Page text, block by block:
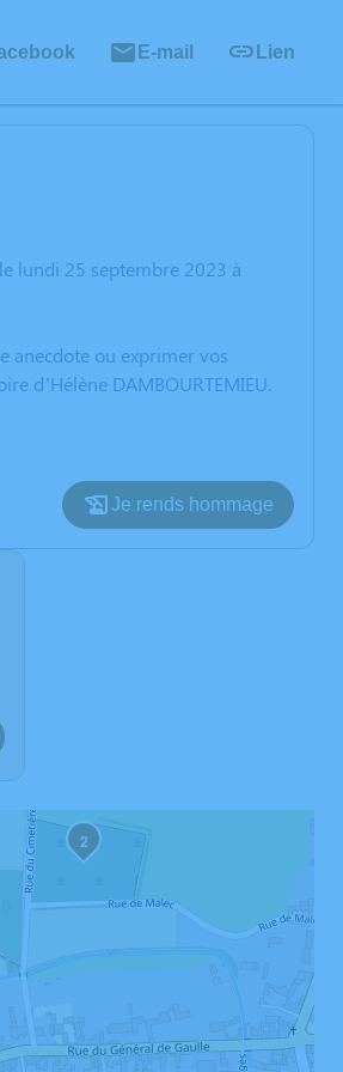
E-mail Lien
lundi 25 septembre 2023 à
anecdote ou exprimer vos
d’Hélène DAMBOURTEMIEU.
Je rends hommage
2